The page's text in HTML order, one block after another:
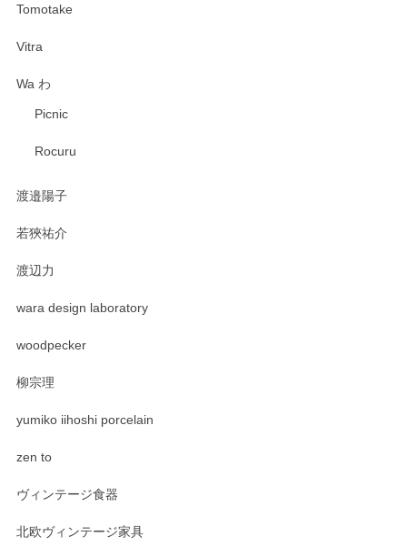
Tomotake
Vitra
Wa わ
Picnic
Rocuru
渡邉陽子
若狹祐介
渡辺力
wara design laboratory
woodpecker
柳宗理
yumiko iihoshi porcelain
zen to
ヴィンテージ食器
北欧ヴィンテージ家具